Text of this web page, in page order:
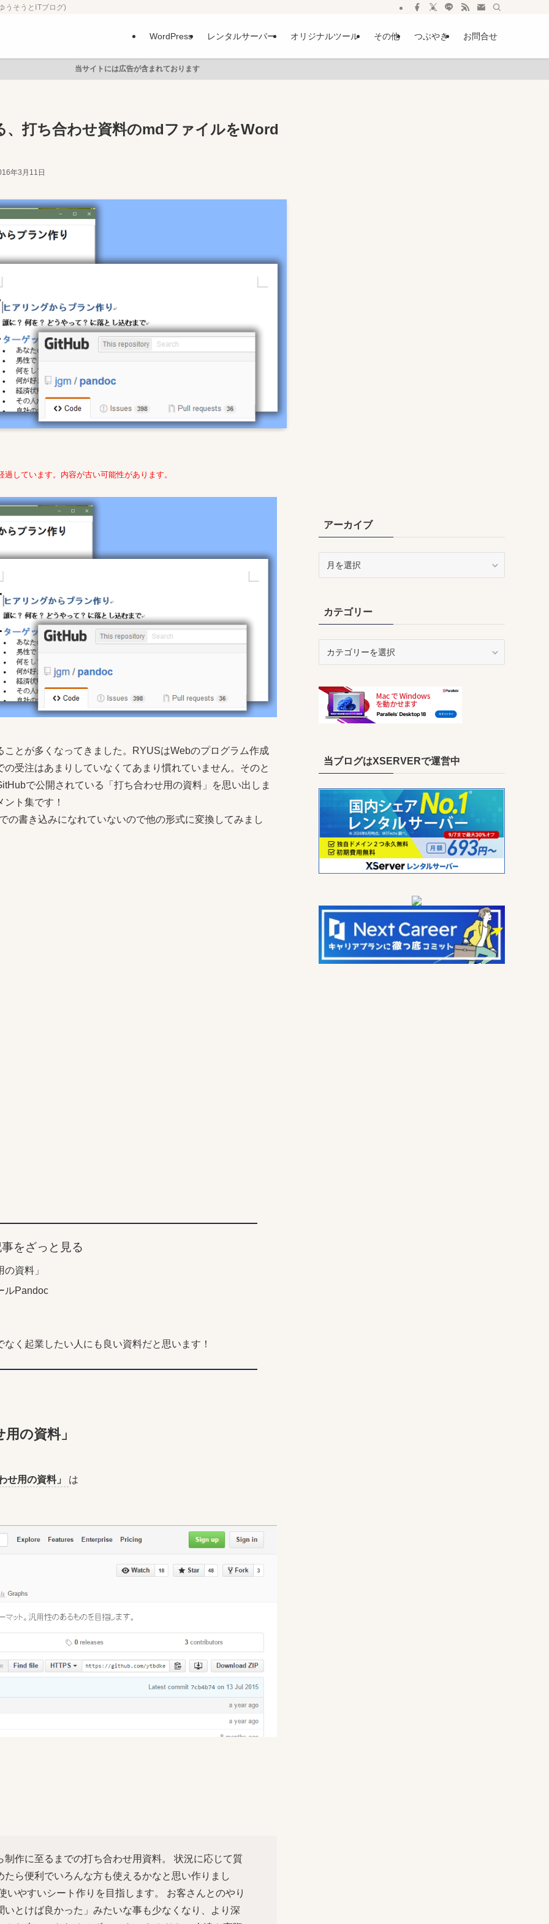
うそうとITブログ)
WordPress レンタルサーバー オリジナルツール その他 つぶやき お問合せ
当サイトには広告が含まれております
、打ち合わせ資料のmdファイルをWord
年3月11日
しています。内容が古い可能性があります。
とが多くなってきました。RYUSはWebのプログラム作成
受注はあまりしていなくてあまり慣れていません。そのと
で公開されている「打ち合わせ用の資料」を思い出しま
ト集です！
の書き込みになれていないので他の形式に変換してみまし
をざっと見る
資料」
ルPandoc
く起業したい人にも良い資料だと思います！
の資料」
せ用の資料」 は
作に至るまでの打ち合わせ用資料。 状況に応じて質
ら便利でいろんな方も使えるかなと思い作りまし
やすいシート作りを目指します。 お客さんとのやり
とけば良かった」みたいな事も少なくなり、より深
アーカイブ
ブカテゴリー
リ
当ブログはXSERVERで運営中